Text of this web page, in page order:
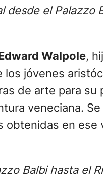
desde el Palazzo
Walpole,
jóvenes
de arte para
veneciana.
obtenidas en
Balbi hasta el